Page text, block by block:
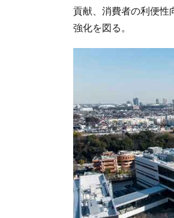
貢献、消費者の利便性
強化を図る。